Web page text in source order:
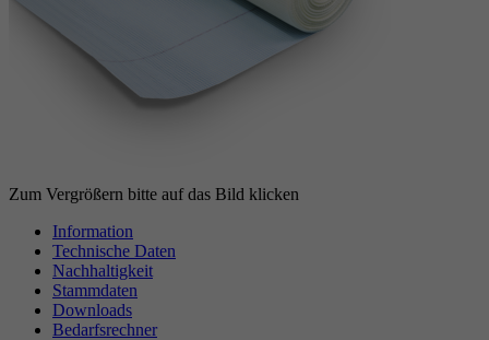
Zum Vergrößern bitte auf das Bild klicken
Information
Technische Daten
Nachhaltigkeit
Stammdaten
Downloads
Bedarfsrechner
Anbieter Google reCAPTCHA